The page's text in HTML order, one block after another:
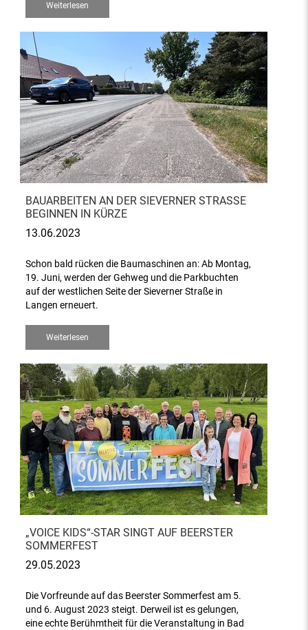
Weiterlesen
BAUARBEITEN AN DER SIEVERNER STRASSE B
EGINNEN IN KÜRZE
13.06.2023
Schon bald rücken die Baumaschinen an: Ab Montag,
19. Juni, werden der Gehweg und die Parkbuchten
auf der westlichen Seite der Sieverner Straße in
Langen erneuert.
Weiterlesen
„VOICE KIDS“-STAR SINGT AUF BEERSTER
SOMMERFEST
29.05.2023
Die Vorfreunde auf das Beerster Sommerfest am 5.
und 6. August 2023 steigt. Derweil ist es gelungen,
eine echte Berühmtheit für die Veranstaltung in Bad